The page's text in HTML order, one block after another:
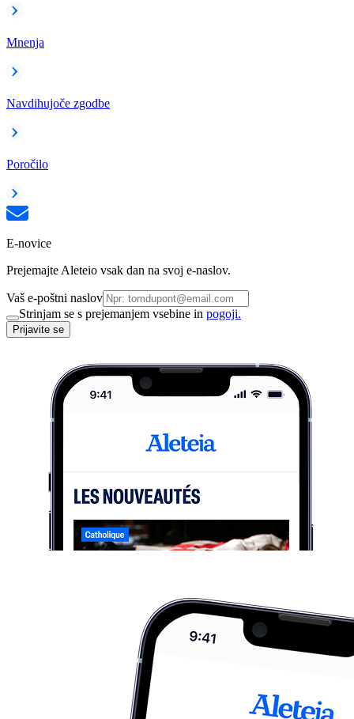
Mnenja
Navdihujoče zgodbe
Poročilo
E-novice
Prejemajte Aleteio vsak dan na svoj e-naslov.
Vaš e-poštni naslov
Strinjam se s prejemanjem vsebine in pogoji.
Prijavite se